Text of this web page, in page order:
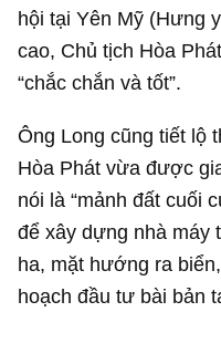
hội tại Yên Mỹ (Hưng
cao, Chủ tịch Hòa
“chắc chắn và tốt”.
Ông Long cũng tiết lộ
Hòa Phát vừa được
nói là “mảnh đất cuối
để xây dựng nhà máy
ha, mặt hướng ra
hoạch đầu tư bài bản